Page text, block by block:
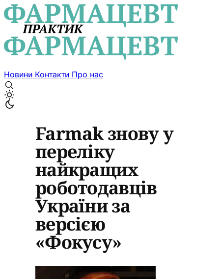
Новини Контакти Про нас
Farmak знову у
переліку
найкращих
роботодавців
України за
версією
«Фокусу»